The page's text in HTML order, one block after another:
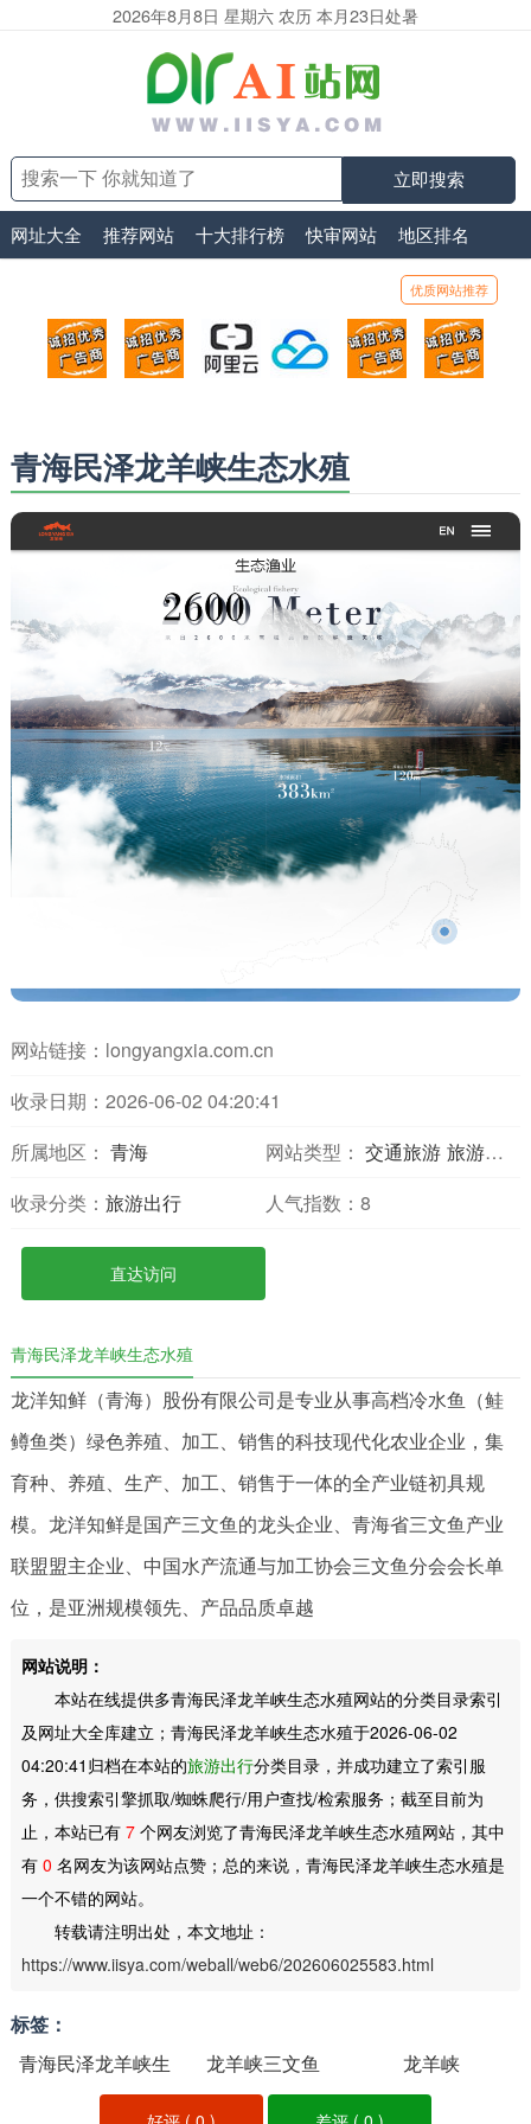
2026年8月8日 星期六 农历 本月23日处暑
立即搜索
网址大全 推荐网站 十大排行榜 快审网站 地区排名
优质网站推荐
顶部广告位1
广告位招商_广告位待售
顶部广告位2
广告位招商_广告位待售
阿里云
打折活动、99元/年
腾讯云
优惠打折，99元/年
顶部广告位5
广告位招商_
青海民泽龙羊峡生态水殖
网站链接： longyangxia.com.cn
收录日期：2026-06-02 04:20:41
所属地区： 青海 网站类型： 交通旅游 旅游网站
收录分类： 旅游出行 人气指数： 8
直达访问
青海民泽龙羊峡生态水殖
龙洋知鲜（青海）股份有限公司是专业从事高档冷水鱼（鲑
鳟鱼类）绿色养殖、加工、销售的科技现代化农业企业，集
育种、养殖、生产、加工、销售于一体的全产业链初具规
模。龙洋知鲜是国产三文鱼的龙头企业、青海省三文鱼产业
联盟盟主企业、中国水产流通与加工协会三文鱼分会会长单
位，是亚洲规模领先、产品品质卓越
网站说明：
本站在线提供多青海民泽龙羊峡生态水殖网站的分类目录索引
及网址大全库建立；青海民泽龙羊峡生态水殖于2026-06-02
04:20:41归档在本站的旅游出行分类目录，并成功建立了索引服
务，供搜索引擎抓取/蜘蛛爬行/用户查找/检索服务；截至目前为
止，本站已有 7个网友浏览了青海民泽龙羊峡生态水殖网站，其中
有 0 名网友为该网站点赞；总的来说，青海民泽龙羊峡生态水殖是
一个不错的网站。
转载请注明出处，本文地址：
https://www.iisya.com/weball/web6/202606025583.html
标签：
青海民泽龙羊峡生
态水殖
龙羊峡三文鱼 龙羊峡